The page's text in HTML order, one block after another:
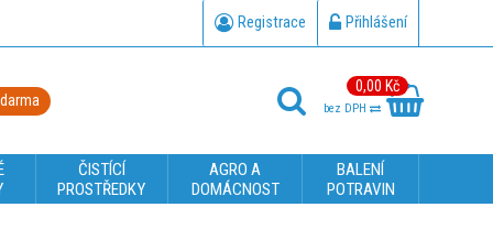
Registrace Přihlášení
0,00 Kč
bez DPH
ČISTÍCÍ
PROSTŘEDKY
AGRO A
DOMÁCNOST
BALENÍ
POTRAVIN